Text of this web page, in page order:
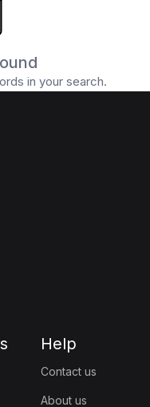
in your search.
Help
Contact us
About us